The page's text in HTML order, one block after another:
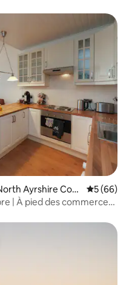
appréciés
Ayrshire Cou
5 (66)
| À pied des commerces,
appréciés